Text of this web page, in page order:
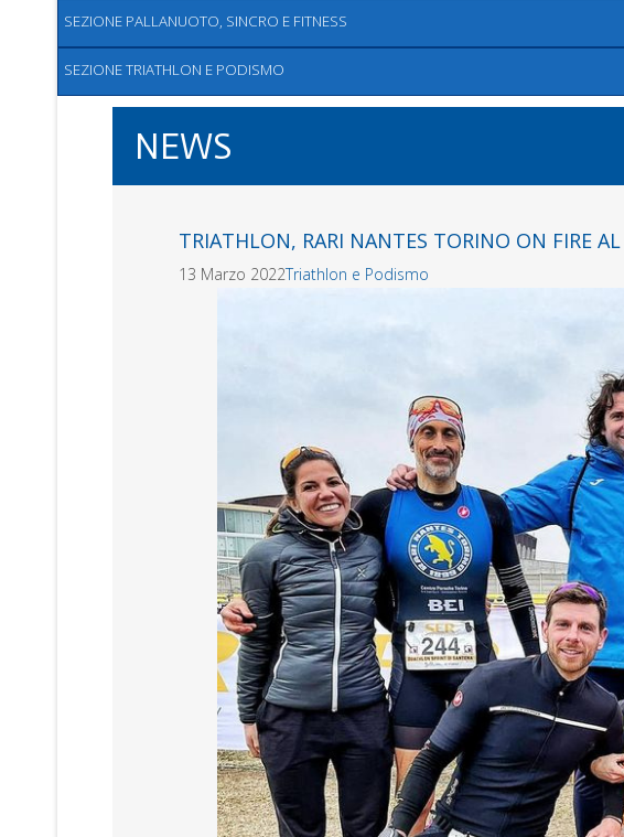
SEZIONE PALLANUOTO, SINCRO E FITNESS
SEZIONE TRIATHLON E PODISMO
NEWS
TRIATHLON, RARI NANTES TORINO ON FIRE
13 Marzo 2022Triathlon e Podismo